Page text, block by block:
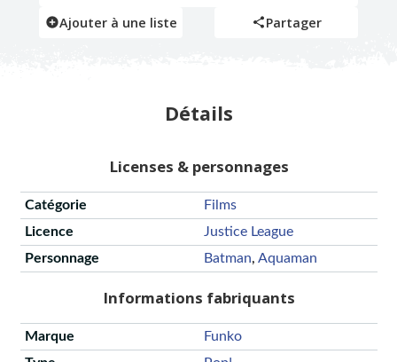
Ajouter à une liste
Partager
Détails
Licenses & personnages
Catégorie
Films
Licence
Justice League
Personnage
Batman, Aquaman
Informations fabriquants
Marque
Funko